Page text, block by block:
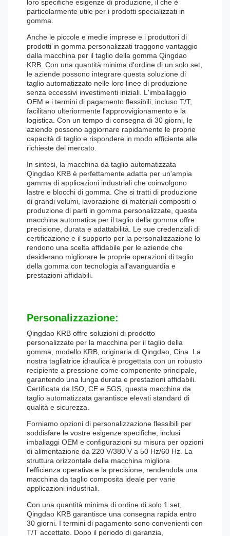
loro specifiche esigenze di produzione, il che è
particolarmente utile per i prodotti specializzati in
gomma.
Anche le piccole e medie imprese e i produttori di
prodotti in gomma personalizzati traggono vantaggio
dalla macchina per il taglio della gomma Qingdao
KRB. Con una quantità minima d'ordine di un solo set,
le aziende possono integrare questa soluzione di
taglio automatizzato nelle loro linee di produzione
senza eccessivi investimenti iniziali. L'imballaggio
OEM e i termini di pagamento flessibili, incluso T/T,
facilitano ulteriormente l'approvvigionamento e la
logistica. Con un tempo di consegna di 30 giorni, le
aziende possono aggiornare rapidamente le proprie
capacità di taglio e rispondere in modo efficiente alle
richieste del mercato.
In sintesi, la macchina da taglio automatizzata
Qingdao KRB è perfettamente adatta per un'ampia
gamma di applicazioni industriali che coinvolgono
lastre e blocchi di gomma. Che si tratti di produzione
di grandi volumi, lavorazione di materiali compositi o
produzione di parti in gomma personalizzate, questa
macchina automatica per il taglio della gomma offre
precisione, durata e adattabilità. Le sue credenziali di
certificazione e il supporto per la personalizzazione lo
rendono una scelta affidabile per le aziende che
desiderano migliorare le proprie operazioni di taglio
della gomma con tecnologia all'avanguardia e
prestazioni affidabili.
Personalizzazione:
Qingdao KRB offre soluzioni di prodotto
personalizzate per la macchina per il taglio della
gomma, modello KRB, originaria di Qingdao, Cina. La
nostra tagliatrice idraulica è progettata con un robusto
recipiente a pressione come componente principale,
garantendo una lunga durata e prestazioni affidabili.
Certificata da ISO, CE e SGS, questa macchina da
taglio automatizzata garantisce elevati standard di
qualità e sicurezza.
Forniamo opzioni di personalizzazione flessibili per
soddisfare le vostre esigenze specifiche, inclusi
imballaggi OEM e configurazioni su misura per opzioni
di alimentazione da 220 V/380 V a 50 Hz/60 Hz. La
struttura orizzontale della macchina migliora
l'efficienza operativa e la precisione, rendendola una
macchina da taglio composita ideale per varie
applicazioni industriali.
Con una quantità minima di ordine di solo 1 set,
Qingdao KRB garantisce una consegna rapida entro
30 giorni. I termini di pagamento sono convenienti con
T/T accettato. Dopo il periodo di garanzia,